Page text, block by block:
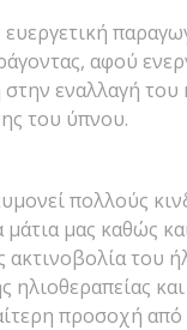
ευεργετική
αφού
εναλλαγή του
του ύπνου.
πολλούς
μας καθώς
ακτινοβολία του
ηλιοθεραπείας
προσοχή από